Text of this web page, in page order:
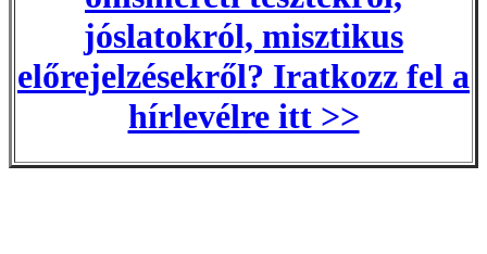
jóslatokról, misztikus
előrejelzésekről? Iratkozz fel a
hírlevélre itt >>